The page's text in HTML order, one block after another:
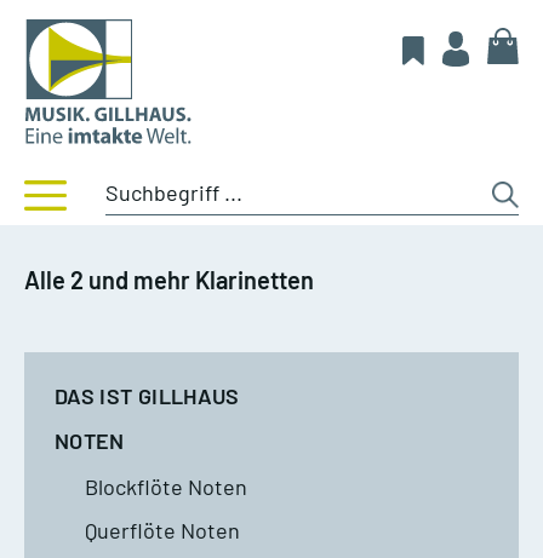
Alle 2 und mehr Klarinetten
DAS IST GILLHAUS
NOTEN
Blockflöte Noten
Querflöte Noten